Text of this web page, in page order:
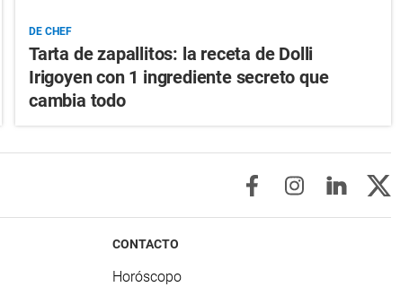
DE CHEF
Tarta de zapallitos: la receta de Dolli
Irigoyen con 1 ingrediente secreto que
cambia todo
CONTACTO
Horóscopo